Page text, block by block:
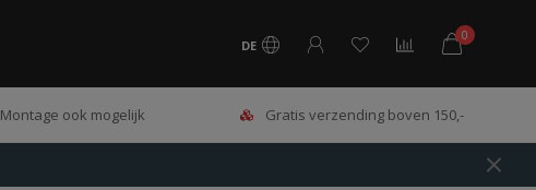
DE
0
Montage ook mogelijk Gratis verzending boven 150,-